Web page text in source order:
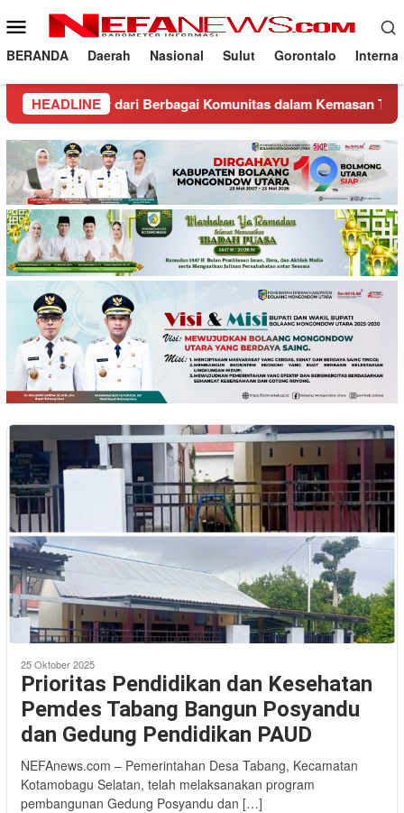
ke
konten
Menu
Mobile
BERANDA Daerah Nasional Sulut Gorontalo
HEADLINE
dari Berbagai Komunitas dalam Kemasan Trading Night
25 Oktober 2025
Prioritas Pendidikan dan Kesehatan
Pemdes Tabang Bangun Posyandu
dan Gedung Pendidikan PAUD
NEFAnews.com – Pemerintahan Desa Tabang, Kecamatan
Kotamobagu Selatan, telah melaksanakan program
pembangunan Gedung Posyandu dan […]